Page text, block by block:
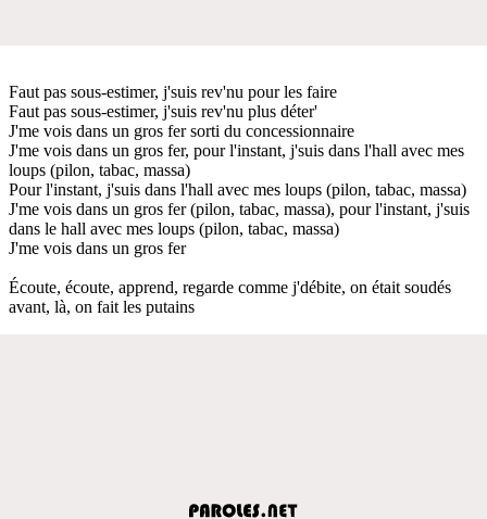
Faut pas sous-estimer, j'suis rev'nu pour les faire
Faut pas sous-estimer, j'suis rev'nu plus déter'
J'me vois dans un gros fer sorti du concessionnaire
J'me vois dans un gros fer, pour l'instant, j'suis dans l'hall avec mes
loups (pilon, tabac, massa)
Pour l'instant, j'suis dans l'hall avec mes loups (pilon, tabac, massa)
J'me vois dans un gros fer (pilon, tabac, massa), pour l'instant, j'suis
dans le hall avec mes loups (pilon, tabac, massa)
J'me vois dans un gros fer
Écoute, écoute, apprend, regarde comme j'débite, on était soudés
avant, là, on fait les putains